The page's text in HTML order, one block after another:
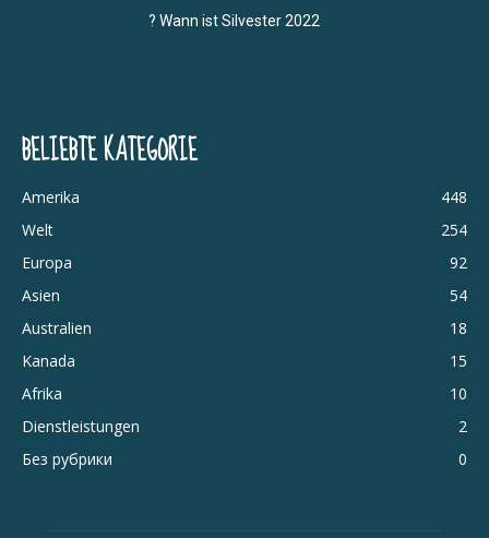
? Wann ist Silvester 2022
BELIEBTE KATEGORIE
Amerika
448
Welt
254
Europa
92
Asien
54
Australien
18
Kanada
15
Afrika
10
Dienstleistungen
2
Без рубрики
0